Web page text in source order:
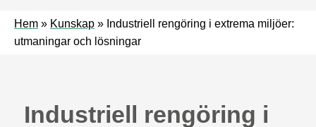
Hem » Kunskap » Industriell rengöring i extrema miljöer:
utmaningar och lösningar
Industriell rengöring i